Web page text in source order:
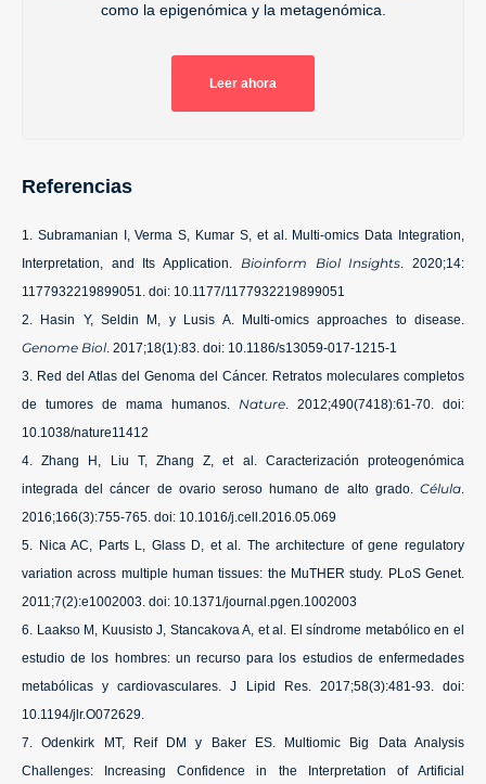
como la epigenómica y la metagenómica.
Leer ahora
Referencias
Subramanian I, Verma S, Kumar S, et al. Multi-omics Data Integration,
Interpretation, and Its Application. Bioinform Biol Insights. 2020;14:
1177932219899051. doi: 10.1177/1177932219899051
Hasin Y, Seldin M, y Lusis A. Multi-omics approaches to disease.
Genome Biol. 2017;18(1):83. doi: 10.1186/s13059-017-1215-1
Red del Atlas del Genoma del Cáncer. Retratos moleculares completos
de tumores de mama humanos. Nature. 2012;490(7418):61-70. doi:
10.1038/nature11412
Zhang H, Liu T, Zhang Z, et al. Caracterización proteogenómica
integrada del cáncer de ovario seroso humano de alto grado. Célula.
2016;166(3):755-765. doi: 10.1016/j.cell.2016.05.069
Nica AC, Parts L, Glass D, et al. The architecture of gene regulatory
variation across multiple human tissues: the MuTHER study. PLoS Genet.
2011;7(2):e1002003. doi: 10.1371/journal.pgen.1002003
Laakso M, Kuusisto J, Stancakova A, et al. El síndrome metabólico en el
estudio de los hombres: un recurso para los estudios de enfermedades
metabólicas y cardiovasculares. J Lipid Res. 2017;58(3):481-93. doi:
10.1194/jlr.O072629.
Odenkirk MT, Reif DM y Baker ES. Multiomic Big Data Analysis
Challenges: Increasing Confidence in the Interpretation of Artificial